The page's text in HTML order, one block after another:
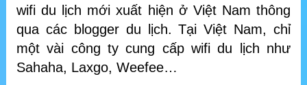
wifi du lịch mới xuất hiện ở Việt Nam thông
qua các blogger du lịch. Tại Việt Nam, chỉ
một vài công ty cung cấp wifi du lịch như
Sahaha, Laxgo, Weefee…